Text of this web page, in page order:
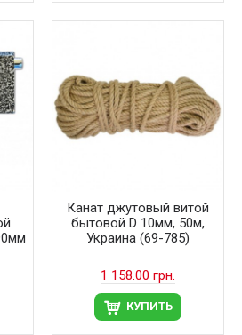
Канат джутовый витой
бытовой D 10мм, 50м,
Украина (69-785)
1 158.00 грн.
КУПИТЬ